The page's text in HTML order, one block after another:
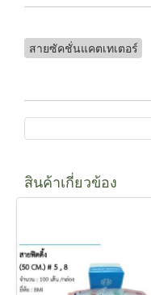
สายซัคชั่นแคตเทเตอร์
สินค้าเกี่ยวข้อง